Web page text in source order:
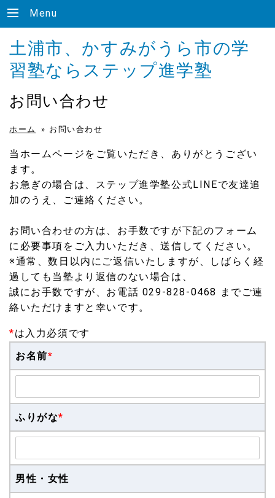
Menu
土浦市、かすみがうら市の学
習塾ならステップ進学塾
お問い合わせ
ホーム » お問い合わせ
当ホームページをご覧いただき、ありがとうござい
ます。
お急ぎの場合は、ステップ進学塾公式LINEで友達追
加のうえ、ご連絡ください。
お問い合わせの方は、お手数ですが下記のフォーム
に必要事項をご入力いただき、送信してください。
※通常、数日以内にご返信いたしますが、しばらく経
過しても当塾より返信のない場合は、
誠にお手数ですが、お電話 029-828-0468 までご連
絡いただけますと幸いです。
*は入力必須です
お名前*
ふりがな*
男性・女性